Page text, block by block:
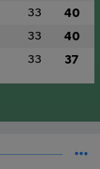
33 40
33 40
33 37